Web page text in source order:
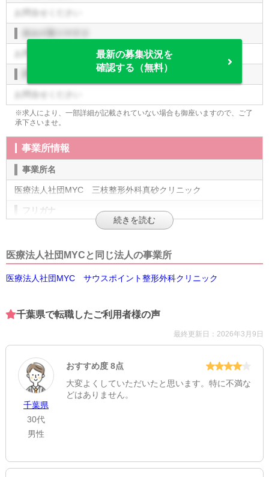
最新の募集状況を
確認する（無料）
※求人により、一部詳細が記載されていない場合も御座いますので、ご了
承下さいませ。
事業所情報
事業所名
医療法人社団MYC 三枝整形外科真砂クリニック
フリガナ
ｻｪｸﾞｻｾｨｹｨｹﾞｶﾏｻｺﾞｸﾘﾆｯｸ
施設形態
診療所
医療法人社団MYC
住所
千葉県千葉市美浜区真砂1-12-12
最寄り駅1
稲毛海岸
医療法人社団MYCと同じ法人の事業所
医療法人社団MYC サウスポイント整形外科クリニック
千葉県で転職したご利用者様の声
最終更新日：2026年3月9日
千葉県
30代
男性
おすすめ度 8点
大変よくしていただいたと思います。特に不満な
どはありません。